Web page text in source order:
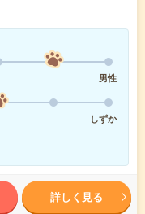
男性
しずか
詳しく見る